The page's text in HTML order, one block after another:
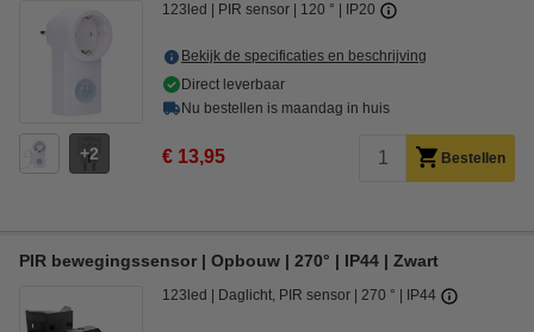
2
123led PIR sensor 120 ° IP20
Bekijk de specificaties en beschrijving
Direct leverbaar
Nu bestellen is maandag in huis
€ 13,95 Bestellen
PIR bewegingssensor | Opbouw | 270° | IP44 | Zwart
123led Daglicht, PIR sensor 270 ° IP44